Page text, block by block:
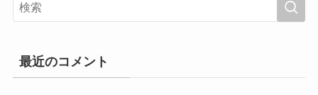
最近のコメント